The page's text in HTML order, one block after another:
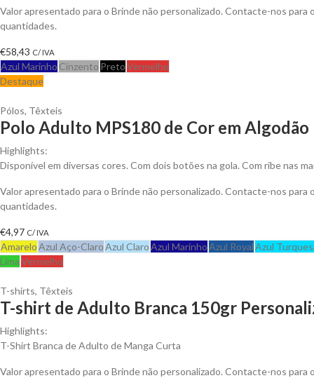
Valor apresentado para o Brinde não personalizado. Contacte-nos
quantidades.
€58,43 C/ IVA
Azul Marinho Cinzento PretoVermelho
Destaque
Pólos, Têxteis
Polo Adulto MPS180 de Cor em
Highlights:
Disponível em diversas cores. Com dois botões na gola. Com ribe nas
Valor apresentado para o Brinde não personalizado. Contacte-nos
quantidades.
€4,97 C/ IVA
AmareloAzul Aço-ClaroAzul ClaroAzul MarinhoAzul RoyalAzul
LimaVermelho
T-shirts, Têxteis
T-shirt de Adulto Branca 150gr
Highlights:
T-Shirt Branca de Adulto de Manga Curta
Valor apresentado para o Brinde não personalizado. Contacte-nos